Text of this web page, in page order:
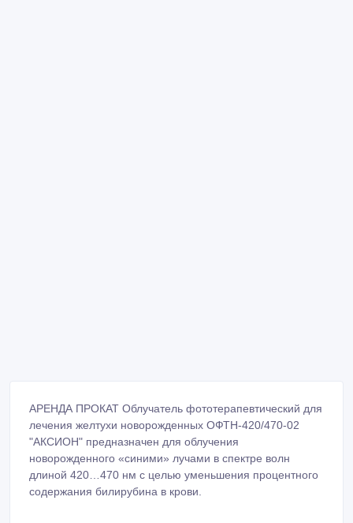
АРЕНДА ПРОКАТ Облучатель фототерапевтический для
лечения желтухи новорожденных ОФТН-420/470-02
"АКСИОН" предназначен для облучения
новорожденного «синими» лучами в спектре волн
длиной 420…470 нм с целью уменьшения процентного
содержания билирубина в крови.